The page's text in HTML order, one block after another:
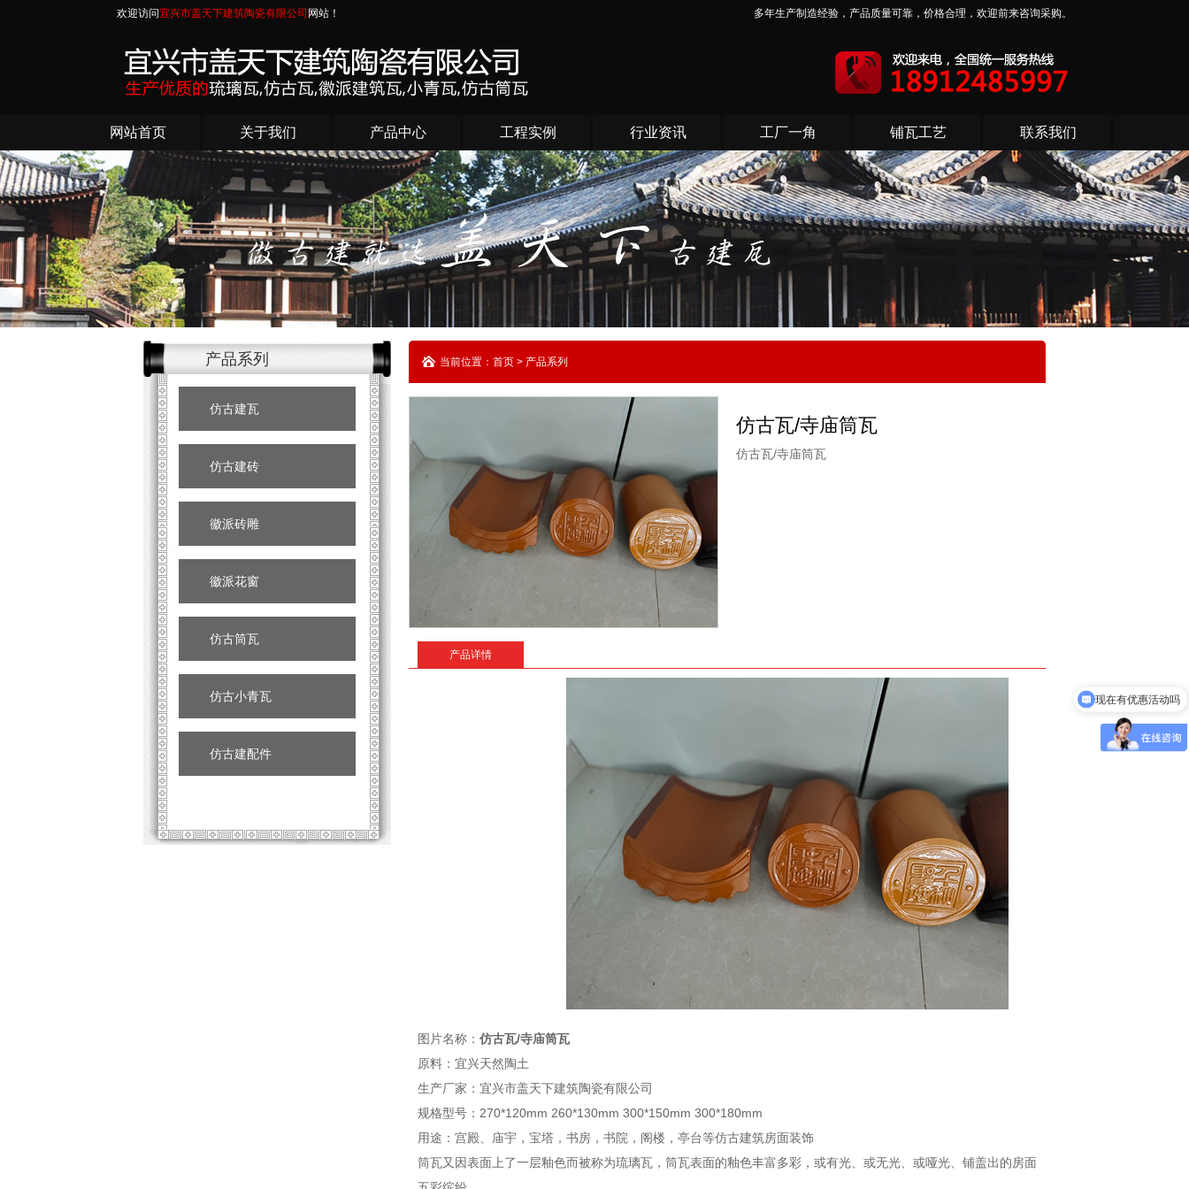
欢迎访问宜兴市盖天下建筑陶瓷有限公司 网站！ 多年生产制造经验，产品质量可靠，价格合理，欢迎前来咨询采购。
网站首页 关于我们 产品中心 工程实例 行业资讯 工厂一角 铺瓦工艺 联系我们
产品系列
仿古建瓦
仿古建砖
徽派砖雕
徽派花窗
仿古筒瓦
仿古小青瓦
仿古建配件
当前位置：首页 > 产品系列
仿古瓦/寺庙筒瓦
仿古瓦/寺庙筒瓦
产品详情
图片名称： 仿古瓦/寺庙筒瓦
原料：宜兴天然陶土
生产厂家：宜兴市盖天下建筑陶瓷有限公司
规格型号：270*120mm 260*130mm 300*150mm 300*180mm
用途：宫殿、庙宇，宝塔，书房，书院，阁楼，亭台等仿古建筑房面装饰
筒瓦又因表面上了一层釉色而被称为琉璃瓦，筒瓦表面的釉色丰富多彩，或有光、或无光、或哑光、铺盖出的房面
现在有优惠活动吗